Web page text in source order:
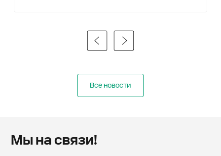
Все новости
Мы на связи!